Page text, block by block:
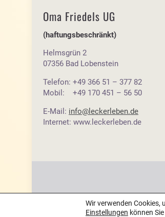
Oma Friedels UG
(haftungsbeschränkt)
Helmsgrün 2
07356 Bad Lobenstein
Telefon: +49 366 51 – 377 82
Mobil: +49 170 451 – 56 50
E-Mail: info@leckerleben.de
Internet: www.leckerleben.de
Wir verwenden Cookies,
Einstellungen können